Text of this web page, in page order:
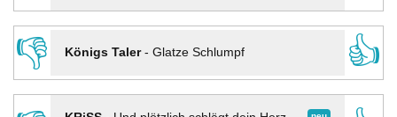
👎
Königs Taler- Glatze Schlumpf
👍